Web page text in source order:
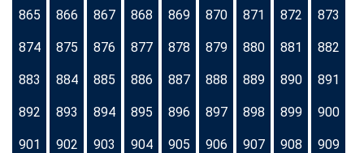
865 866 867 868 869 870 871 872 873
874 875 876 877 878 879 880 881 882
883 884 885 886 887 888 889 890 891
892 893 894 895 896 897 898 899 900
901 902 903 904 905 906 907 908 909